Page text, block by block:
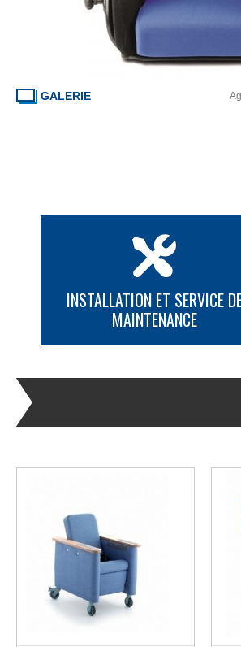
GALERIE
INSTALLATION ET SERVICE
MAINTENANCE
PLUS D'INFORMATION